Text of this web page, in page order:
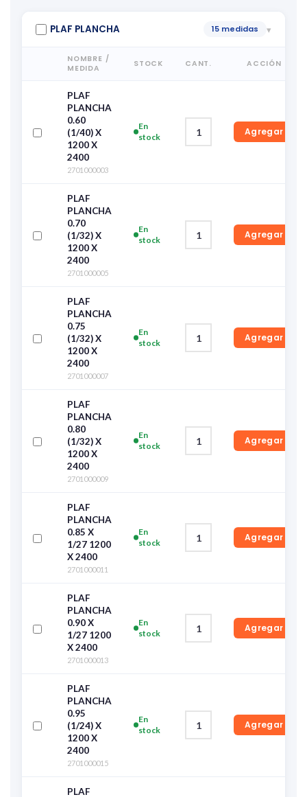
PLAF PLANCHA 15 medidas ▾
NOMBRE /
MEDIDA
STOCK CANT. ACCIÓN
PLAF
PLANCHA
0.60
(1/40) X
1200 X
2400
2701000003
En
stock
Agregar
PLAF
PLANCHA
0.70
(1/32) X
1200 X
2400
2701000005
En
stock
Agregar
PLAF
PLANCHA
0.75
(1/32) X
1200 X
2400
2701000007
En
stock
Agregar
PLAF
PLANCHA
0.80
(1/32) X
1200 X
2400
2701000009
En
stock
Agregar
PLAF
PLANCHA
0.85 X
1/27 1200
X 2400
2701000011
En
stock
Agregar
PLAF
PLANCHA
0.90 X
1/27 1200
X 2400
2701000013
En
stock
Agregar
PLAF
PLANCHA
0.95
(1/24) X
1200 X
2400
2701000015
En
stock
Agregar
PLAF